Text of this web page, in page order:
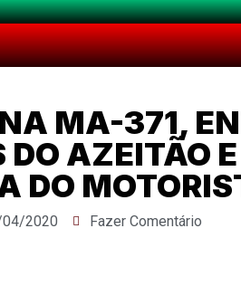
MA-371,
DO AZEITÃO
DO
2020 Fazer Comentário